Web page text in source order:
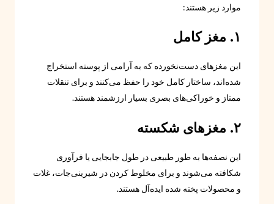
موارد زیر هستند:
۱. مغز کامل
این مغزهای دست‌نخورده که به آرامی از پوسته استخراج
شده‌اند، ساختار کامل خود را حفظ می‌کنند و برای تنقلات
ممتاز و خوراکی‌های بصری بسیار ارزشمند هستند.
۲. مغزهای شکسته
این نصفه‌ها به طور طبیعی در طول جابجایی یا فرآوری
شکافته می‌شوند و برای مخلوط کردن در شیرینی‌جات، غلات
و محصولات پخته شده ایده‌آل هستند.